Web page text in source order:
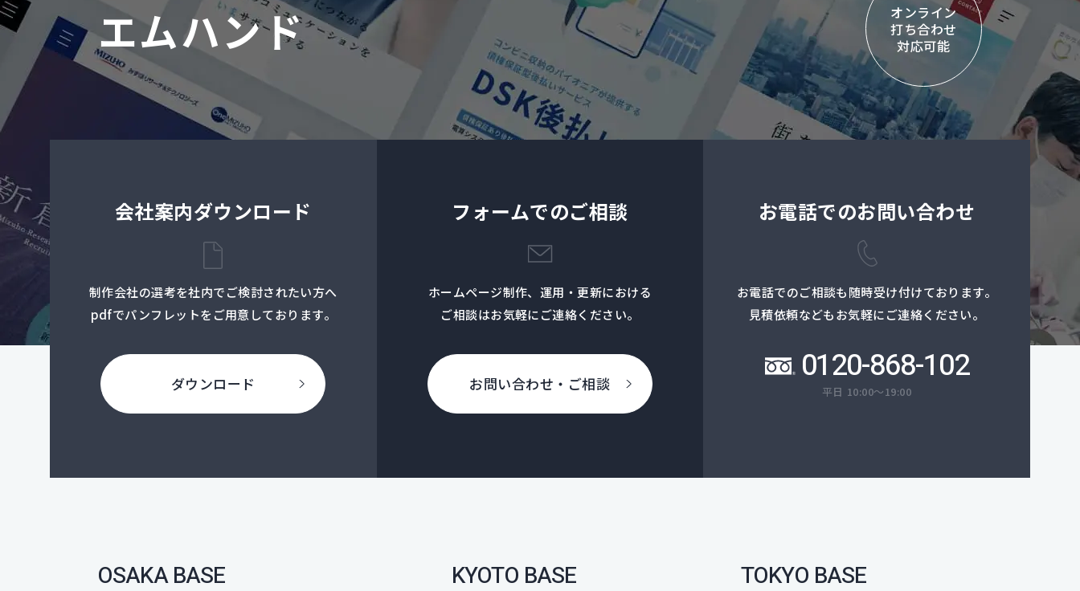
エムハンド
オンライン
打ち合わせ
対応可能
会社案内ダウンロード
制作会社の選考を社内でご検討されたい方へ
pdfでパンフレットをご用意しております。
ダウンロード
フォームでのご相談
ホームページ制作、運用・更新における
ご相談はお気軽にご連絡ください。
お問い合わせ・ご相談
お電話でのお問い合わせ
お電話でのご相談も随時受け付けております。
見積依頼などもお気軽にご連絡ください。
0120-868-102
平日 10:00～19:00
OSAKA BASE KYOTO BASE TOKYO BASE